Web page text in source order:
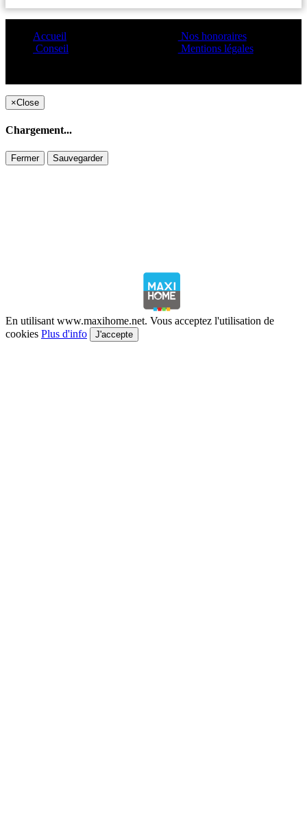
Accueil
Conseil
Nos honoraires
Mentions légales
×Close
Chargement...
Fermer Sauvegarder
En utilisant www.maxihome.net. Vous acceptez l'utilisation de
cookies Plus d'info J'accepte